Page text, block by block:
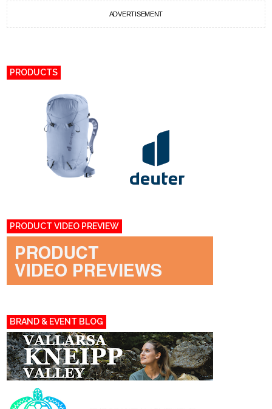
ADVERTISEMENT
PRODUCTS
PRODUCT VIDEO PREVIEW
BRAND & EVENT BLOG